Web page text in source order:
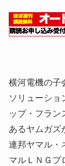
横河電機の子
ソリューショ
ップ・フラン
あるヤムガズ
連邦ヤマル・
マルＬＮＧプ